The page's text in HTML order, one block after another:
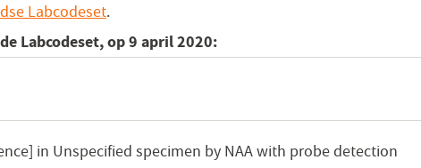
Labcodeset.
Labcodeset, op 9 april 2020:
in Unspecified specimen by NAA with probe detection